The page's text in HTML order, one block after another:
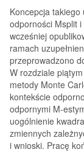
Koncepcja takiego
odporności Msplit
wcześniej
ramach
przeprowadzono
W rozdziale
metody Monte
kontekście
odpornymi M-
uogólnienie
zmiennych
i wnioski. Pracę